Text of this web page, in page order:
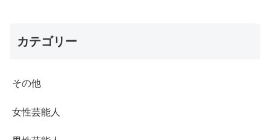
カテゴリー
その他
女性芸能人